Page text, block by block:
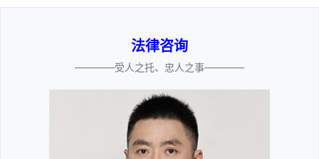
法律咨询
————受人之托、忠人之事————